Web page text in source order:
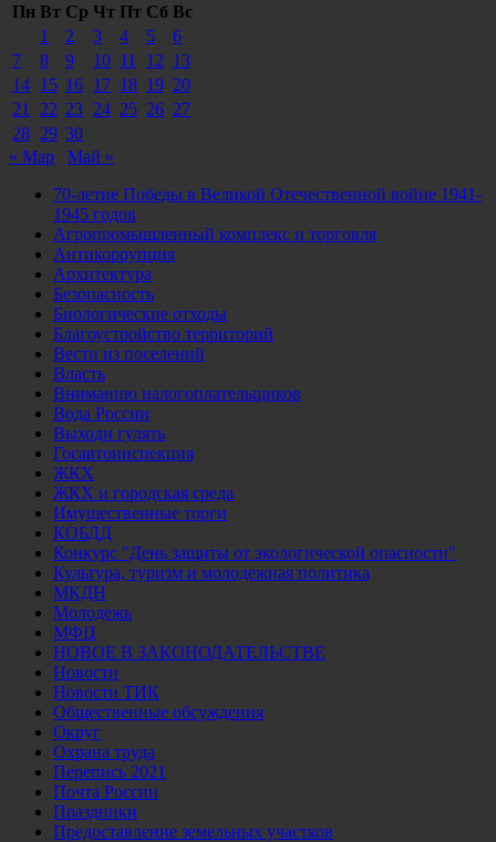
Пн Вт Ср Чт Пт Сб Вс
1
2 3 4 5
6
7
8 9 10 11 12 13
14 15 16 17 18 19 20
21
22 23 24 25 26 27
28 29 30
« Мар
Май »
70-летие Победы в Великой Отечественной войне 1941-
1945 годов
Агропромышленный комплекс и торговля
Антикоррупция
Архитектура
Безопасность
Биологические отходы
Благоустройство территорий
Вести из поселений
Власть
Вниманию налогоплательщиков
Вода России
Выходи гулять
Госавтоинспекция
ЖКХ
ЖКХ и городская среда
Имущественные торги
КОБДД
Конкурс "День защиты от экологической опасности"
Культура, туризм и молодежная политика
МКДН
Молодежь
МФЦ
НОВОЕ В ЗАКОНОДАТЕЛЬСТВЕ
Новости
Новости ТИК
Общественные обсуждения
Округ
Охрана труда
Перепись 2021
Почта России
Праздники
Предоставление земельных участков